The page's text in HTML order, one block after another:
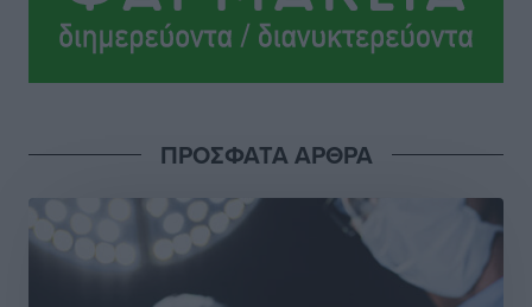
Ανατροπές στη Δημοτική Επιτροπή Ρόδου μετά την
ανεξαρτητοποίηση του Μιχαήλ Κορδίνα
Σουηδός του!
Χατζηβασιλείου: Προτεραιότητα της ΕΕ η προστασία
ΠΡΟΣΦΑΤΑ ΑΡΘΡΑ